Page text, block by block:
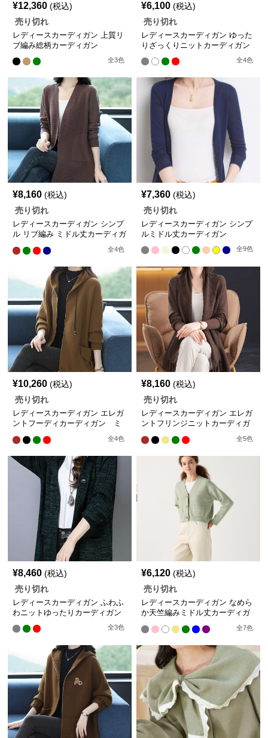
¥12,360 (税込)
売り切れ
レディースカーディガン 上質リ
ブ編み総柄カーディガン
全3色
¥6,100 (税込)
売り切れ
レディースカーディガン ゆった
りざっくりニットカーディガン
全4色
¥8,160 (税込)
売り切れ
レディースカーディガン シンプ
ル リブ編み ミドル丈カーディガ
全4色
¥7,360 (税込)
売り切れ
レディースカーディガン シンプ
ルミドル丈カーディガン
全9色
¥10,260 (税込)
売り切れ
レディースカーディガン エレガ
ントフーディカーディガン ミ
全4色
¥8,160 (税込)
売り切れ
レディースカーディガン エレガ
ントフリンジニットカーディガ
全5色
¥8,460 (税込)
売り切れ
レディースカーディガン ふわふ
わニットゆったりカーディガン
全3色
¥6,120 (税込)
売り切れ
レディースカーディガン なめら
か天竺編みミドル丈カーディガ
全7色